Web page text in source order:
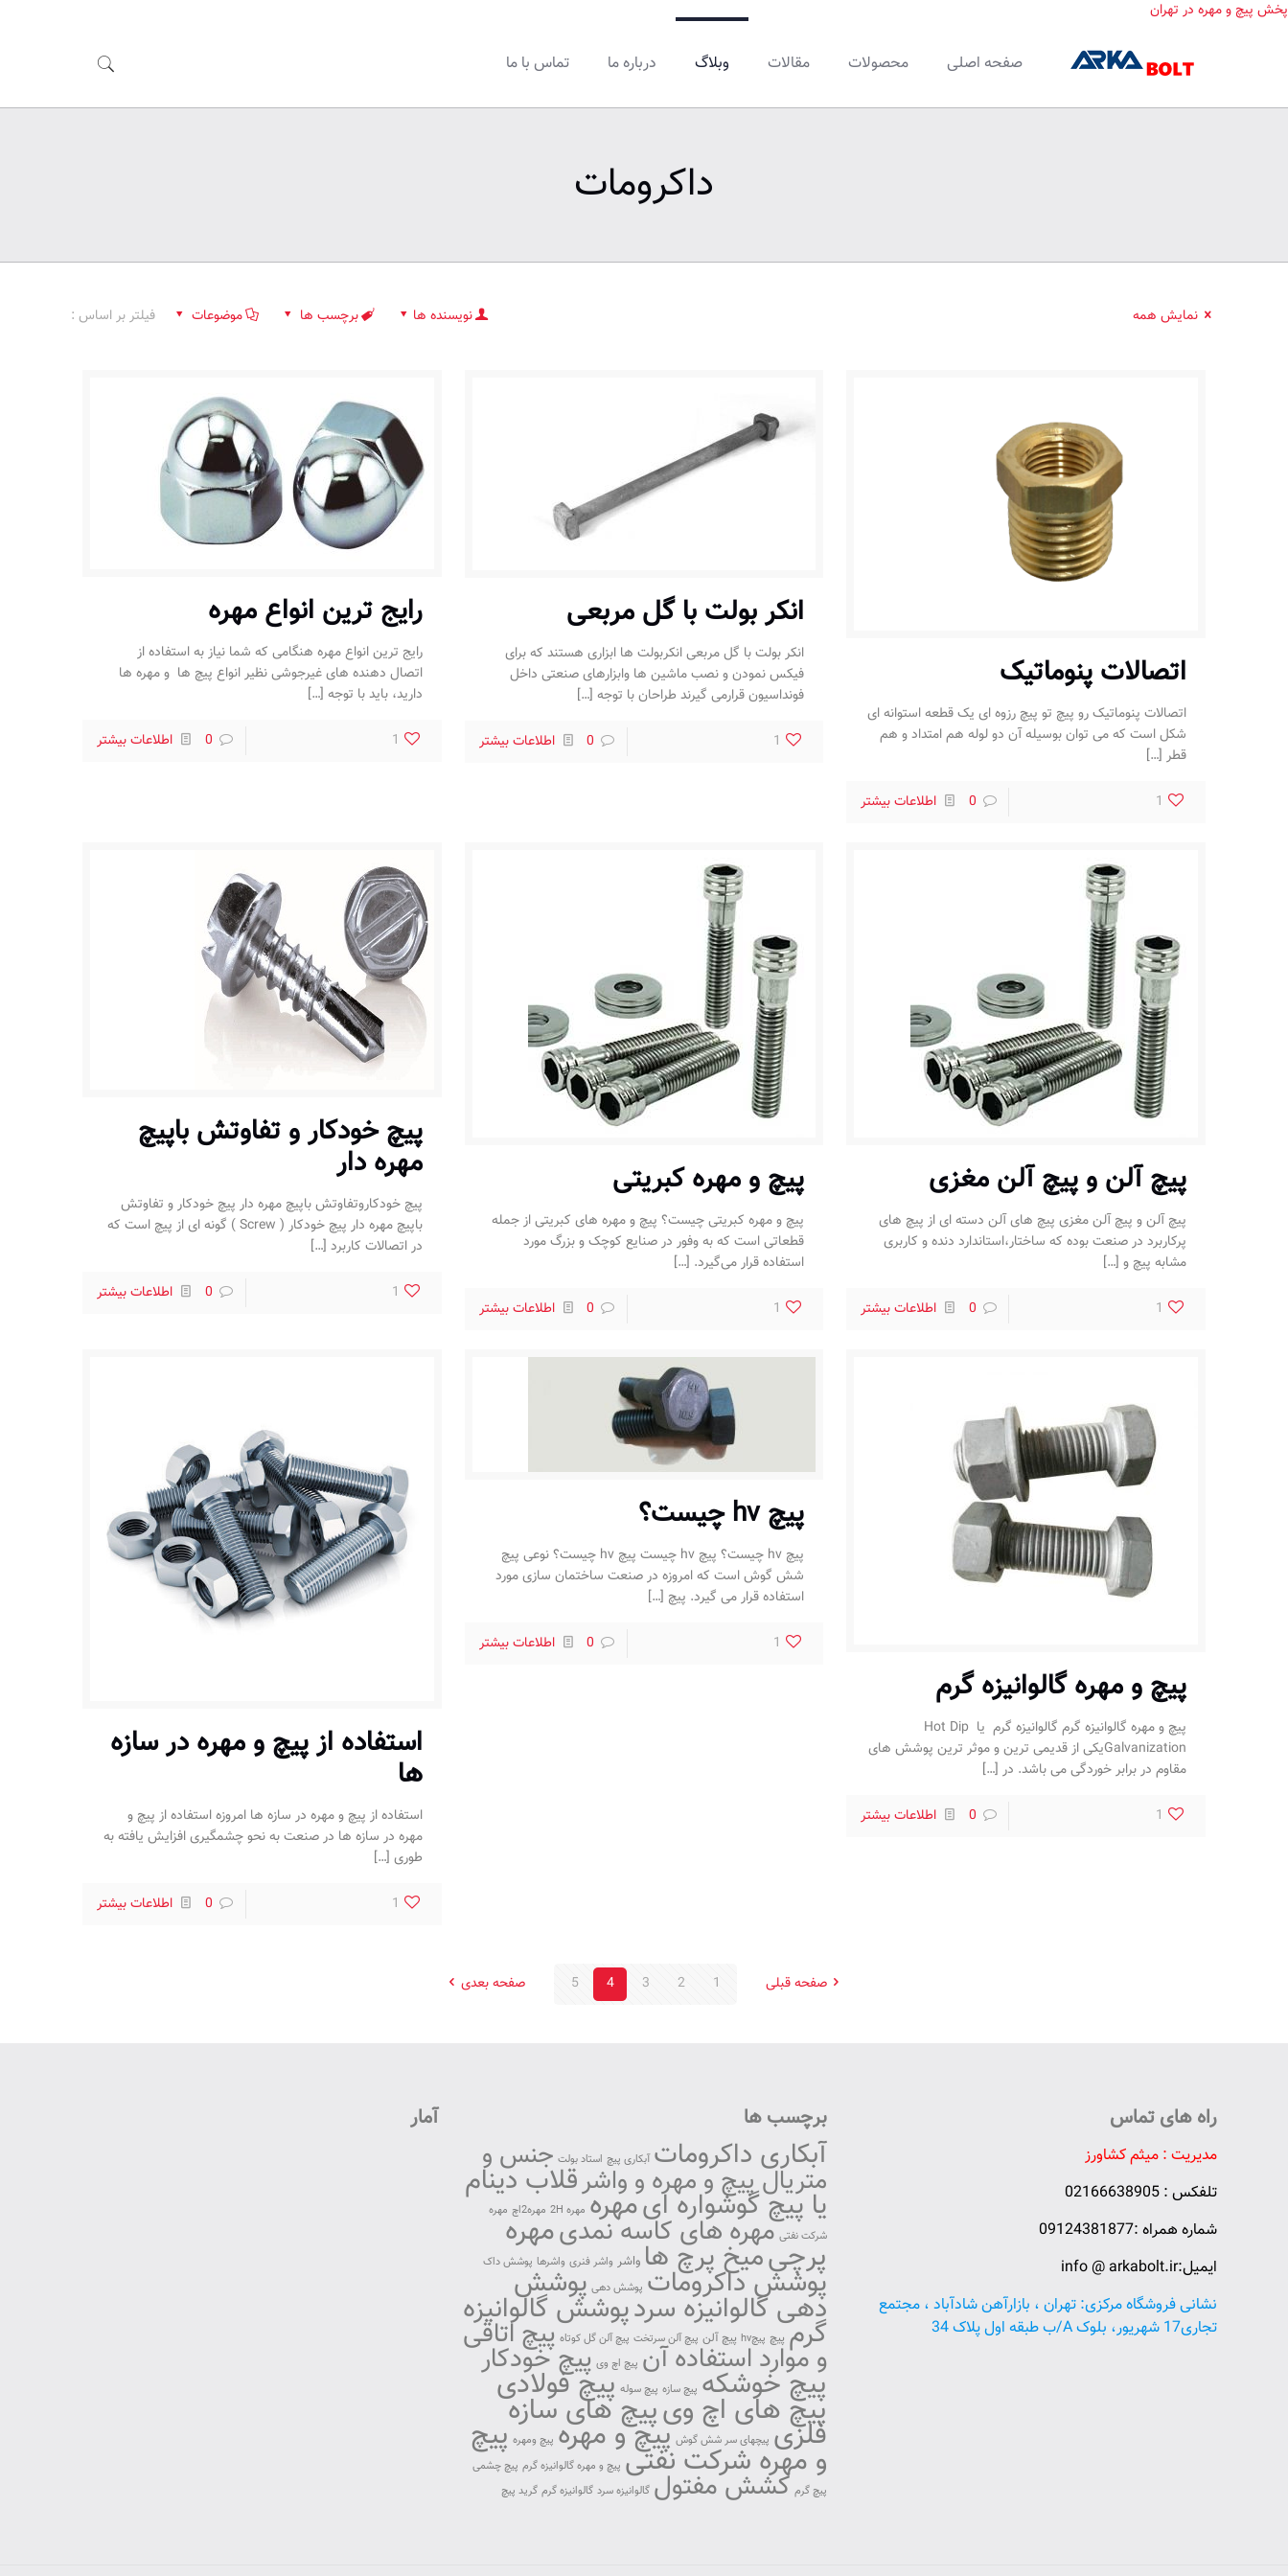
پخش پیچ و مهره در تهران
صفحه اصلی محصولات مقالات وبلاگ درباره ما تماس با ما
داکرومات
فیلتر بر اساس : موضوعات برچسب ها نویسنده ها نمایش همه
اتصالات پنوماتیک
اتصالات پنوماتیک رو پیچ تو پیچ رزوه ای یک قطعه استوانه ای
شکل است که می توان بوسیله آن دو لوله هم امتداد و هم
قطر […]
1
0 اطلاعات بیشتر
انكر بولت با گل مربعی
انكر بولت با گل مربعی انکربولت ها ابزاری هستند که برای
فیکس نمودن و نصب ماشین ها وابزارهای صنعتی داخل
فونداسیون قرارمی گیرند طراحان با توجه[…]
1
0 اطلاعات بیشتر
رایج ترین انواع مهره
رایج ترین انواع مهره هنگامی که شما نیاز به استفاده از
اتصال دهنده های غیرجوشی نظیر انواع پیچ ها و مهره ها
دارید، باید با توجه […]
1
0 اطلاعات بیشتر
پیچ آلن و پیچ آلن مغزی
پیچ آلن و پیچ آلن مغزی پیچ های آلن دسته ای از پیچ های
پرکاربرد در صنعت بوده که ساختار،استاندارد دنده و کاربری
مشابه پیچ و […]
1
0 اطلاعات بیشتر
پیچ و مهره کبریتی
پیچ و مهره کبریتی چیست؟ پیچ و مهره های کبریتی از جمله
قطعاتی است که به وفور در صنایع کوچک و بزرگ مورد
استفاده قرار می‌گیرد. […]
1
0 اطلاعات بیشتر
پیچ خودکار و تفاوتش باپیچ‌
مهره دار
پیچ خودکاروتفاوتش باپیچ‌ مهره دار پیچ خودکار و تفاوتش
باپیچ‌ مهره دار پیچ خودکار ( Screw ) گونه ای از پیچ است که
در اتصالات کاربرد […]
1
0 اطلاعات بیشتر
پیچ و مهره گالوانیزه گرم
پیچ و مهره گالوانیزه گرم گالوانیزه گرم یا Hot Dip
Galvanizationیکی از قدیمی ترین و موثر ترین پوشش های
مقاوم در برابر خوردگی می باشد. در […]
1
0 اطلاعات بیشتر
پیچ hv چیست؟
پیچ hv چیست؟ پیچ hv چیست پیچ hv چیست؟ نوعی پیچ
شش گوش است که امروزه در صنعت ساختمان سازی مورد
استفاده قرار می گیرد. پیچ […]
1
0 اطلاعات بیشتر
استفاده از پیچ و مهره در سازه
ها
استفاده از پیچ و مهره در سازه ها امروزه استفاده از پیچ و
مهره در سازه ها در صنعت به نحو چشمگیری افزایش یافته به
طوری […]
1
0 اطلاعات بیشتر
صفحه قبلی 1
2
3
4
5 صفحه بعدی
راه های تماس
مدیریت : میثم کشاورز
تلفکس : 02166638905
شماره همراه :09124381877
ایمیل:info @ arkabolt.ir
نشانی فروشگاه مرکزی: تهران ، بازارآهن شادآباد ، مجتمع
تجاری17 شهریور، بلوک A/ب طبقه اول پلاک 34
برچسب ها
آبکاری داکرومات آبکاری پیچ استاد بولت جنس و
متریال پیچ و مهره و واشرقلاب دینام
یا پیچ گوشواره ایمهره مهره 2H مهره2اچ
مهره
شرکت نفتی مهره های کاسه نمدیمهره
پرچیمیخ پرچ ها واشر واشر فنری واشرها پوشش داک
پوشش داکرومات پوشش دهی پوشش
دهی گالوانیزه سردپوشش گالوانیزه
گرم پیچ پیچhv پیچ آلن پیچ آلن سرتخت پیچ آلن گل کوتاه پیچ اتاقی
و موارد استفاده آن پیچ اچ وی پیچ خودکار
پیچ خوشکه پیچ سازه پیچ سوله پیچ فولادی
پیچ های اچ ویپیچ های سازه
فلزی پیچهای سر شش گوش پیچ و مهره پیچ ومهره پیچ
و مهره شرکت نفتی پیچ و مهره گالوانیزه گرم پیچ چشمی
پیچ گرم کشش مفتول گالوانیزه سرد گالوانیزه گرم گرید پیچ
آمار